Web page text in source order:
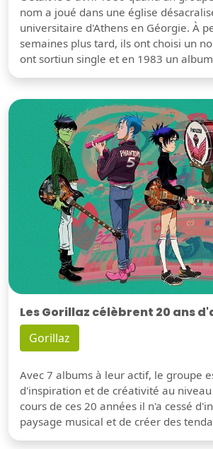
nom a joué dans une église
universitaire d'Athens en Géorgie. À
semaines plus tard, ils ont choisi un
ont sortiun single et en 1983 un
Les Gorillaz célèbrent 20 ans
Gorillaz
Avec 7 albums à leur actif, le groupe
d'inspiration et de créativité au
cours de ces 20 années il n'a cessé
paysage musical et de créer des